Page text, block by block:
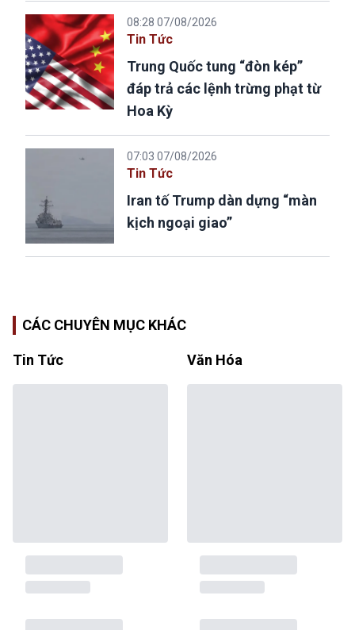
08:28 07/08/2026
Tin Tức
Trung Quốc tung “đòn kép”
đáp trả các lệnh trừng phạt từ
Hoa Kỳ
07:03 07/08/2026
Tin Tức
Iran tố Trump dàn dựng “màn
kịch ngoại giao”
CÁC CHUYÊN MỤC KHÁC
Tin Tức Văn Hóa